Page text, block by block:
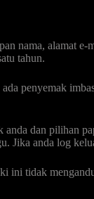
nama, alamat
tahun.
penyemak
dan pilihan
Jika anda log
tidak